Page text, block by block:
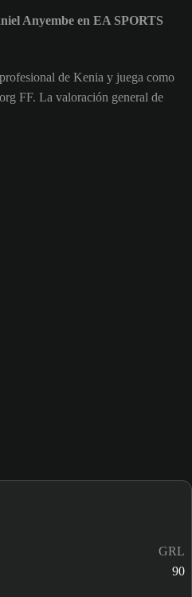
Anyembe en EA SPORTS
de Kenia y juega como
FF. La valoración general de
GRL
90